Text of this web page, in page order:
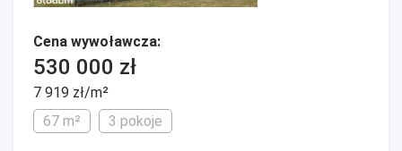
Cena wywoławcza:
530 000 zł
7 919 zł/m²
67 m²
3 pokoje